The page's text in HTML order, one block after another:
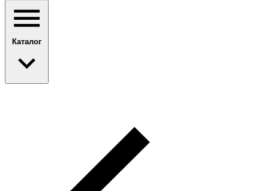
Каталог